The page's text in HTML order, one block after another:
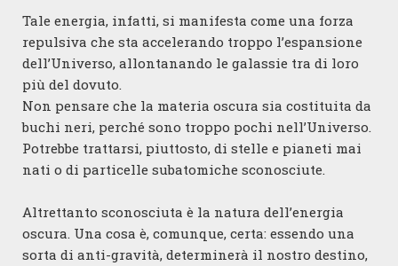
Tale energia, infatti, si manifesta come una forza
repulsiva che sta accelerando troppo l’espansione
dell’Universo, allontanando le galassie tra di loro
più del dovuto.
Non pensare che la materia oscura sia costituita da
buchi neri, perché sono troppo pochi nell’Universo.
Potrebbe trattarsi, piuttosto, di stelle e pianeti mai
nati o di particelle subatomiche sconosciute.
Altrettanto sconosciuta è la natura dell’energia
oscura. Una cosa è, comunque, certa: essendo una
sorta di anti-gravità, determinerà il nostro destino,